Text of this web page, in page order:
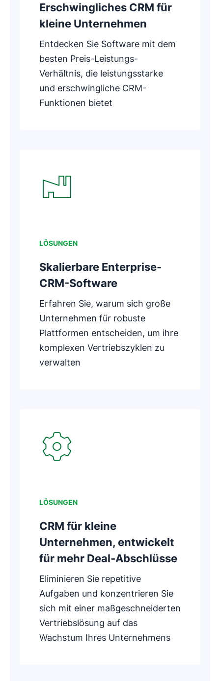
Erschwingliches CRM für
kleine Unternehmen
Entdecken Sie Software mit dem
besten Preis-Leistungs-
Verhältnis, die leistungsstarke
und erschwingliche CRM-
Funktionen bietet
LÖSUNGEN
Skalierbare Enterprise-
CRM-Software
Erfahren Sie, warum sich große
Unternehmen für robuste
Plattformen entscheiden, um ihre
komplexen Vertriebszyklen zu
verwalten
In neuem Fenster öffnen
LÖSUNGEN
CRM für kleine
Unternehmen, entwickelt
für mehr Deal-Abschlüsse
Eliminieren Sie repetitive
Aufgaben und konzentrieren Sie
sich mit einer maßgeschneiderten
Vertriebslösung auf das
Wachstum Ihres Unternehmens
In neuem Fenster öffnen